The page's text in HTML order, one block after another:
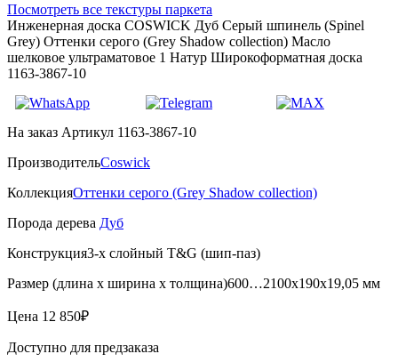
Посмотреть все текстуры паркета
Инженерная доска COSWICK Дуб Серый шпинель (Spinel
Grey) Оттенки серого (Grеy Shadow collection) Масло
шелковое ультраматовое 1 Натур Широкоформатная доска
1163-3867-10
На заказ Артикул 1163-3867-10
ПроизводительCoswick
КоллекцияОттенки серого (Grеy Shadow collection)
Порода дерева Дуб
Конструкция3-х слойный T&G (шип-паз)
Размер (длина х ширина х толщина)600…2100х190х19,05 мм
Цена 12 850₽
Доступно для предзаказа